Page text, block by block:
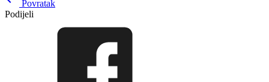
Povratak
Podijeli